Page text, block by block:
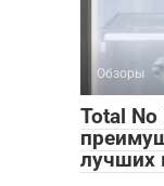
Обзоры
Total
лучших